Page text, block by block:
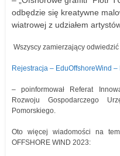
odbędzie się kreatywne
wiatrowej z udziałem
Wszyscy zamierzający
Rejestracja – EduOffshoreWind
– poinformował Referat
Rozwoju Gospodarczego
Pomorskiego.
Oto więcej wiadomości na
OFFSHORE WIND 2023: